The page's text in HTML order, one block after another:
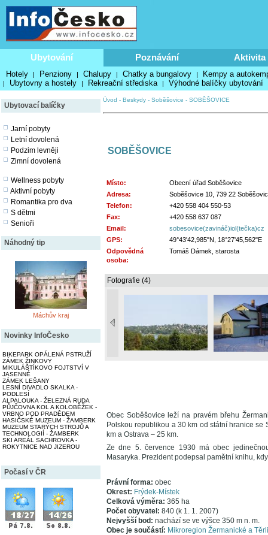
Ubytování Poznávání Aktivita
Hotely | Penziony | Chalupy | Chatky a bungalovy | Kempy a
| Ubytovny a hostely | Rekreační střediska | Výhodné balíčky ubytování
Ubytovací balíčky
Jarní pobyty
Letní dovolená
Podzim levněji
Zimní dovolená
Wellness pobyty
Aktivní pobyty
Romantika pro dva
S dětmi
Senioři
Náhodný tip
Máchův kraj
Novinky InfoČesko
BIKEPARK OPÁLENÁ PSTRUŽÍ
ZÁMEK ŽINKOVY
MIKULÁŠTÍKOVO FOJTSTVÍ V
JASENNÉ
ZÁMEK LEŠANY
LESNÍ DIVADLO SKALKA -
PODLESÍ
ALPALOUKA - ŽELEZNÁ RUDA
PŮJČOVNA KOL A KOLOBĚŽEK -
VRBNO POD PRADĚDEM
HASIČSKÉ MUZEUM - ŽAMBERK
MUZEUM STARÝCH STROJŮ A
TECHNOLOGIÍ - ŽAMBERK
SKI AREÁL SACHROVKA -
ROKYTNICE NAD JIZEROU
Počasí v ČR
Úvod - Beskydy - Soběšovice - SOBĚŠOVICE
SOBĚŠOVICE
Místo:
Obecní úřad Soběšovice
Adresa:
Soběšovice 10, 739 22
Telefon:
+420 558 404 550-53
Fax:
+420 558 637 087
Email:
sobesovice(zavináč)iol(tečka)cz
GPS:
49°43'42,985"N, 18°27'45,562"E
Odpovědná
osoba:
Tomáš Dámek, starosta
Fotografie (4)
Obec Soběšovice leží na pravém břehu
Polskou republikou a 30 km od státní hranice se
km a Ostrava – 25 km.
Ze dne 5. července 1930 má obec
Masaryka. Prezident podepsal pamětní knihu,
Právní forma: obec
Okrest: Frýdek-Místek
Celková výměra: 365 ha
Počet obyvatel: 840 (k 1. 1. 2007)
Nejvyšší bod: nachází se ve výšce 350 m n. m.
Obec je součástí: Mikroregion Žermanické a